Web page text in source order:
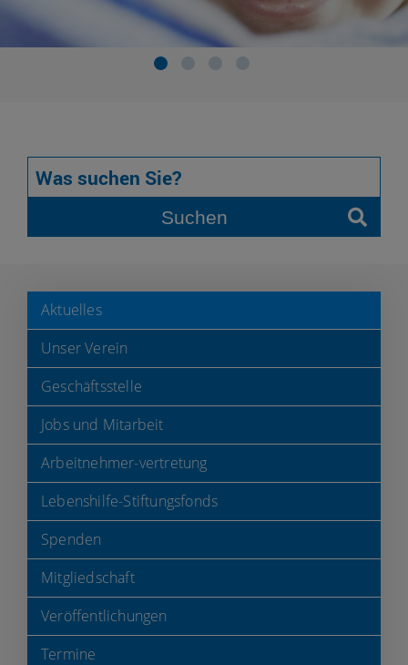
Suchen
Aktuelles
Unser Verein
Geschäftsstelle
Jobs und Mitarbeit
Arbeitnehmer-vertretung
Lebenshilfe-Stiftungsfonds
Spenden
Mitgliedschaft
Veröffentlichungen
Termine